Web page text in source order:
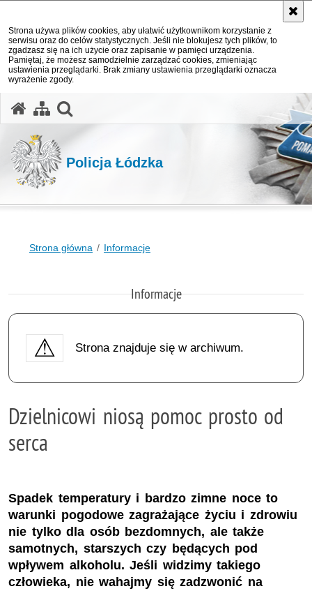
Strona używa plików cookies, aby ułatwić użytkownikom korzystanie z
serwisu oraz do celów statystycznych. Jeśli nie blokujesz tych plików, to
zgadzasz się na ich użycie oraz zapisanie w pamięci urządzenia.
Pamiętaj, że możesz samodzielnie zarządzać cookies, zmieniając
ustawienia przeglądarki. Brak zmiany ustawienia przeglądarki oznacza
wyrażenie zgody.
Policja Łódzka
Strona główna Informacje
Informacje
Strona znajduje się w archiwum.
Dzielnicowi niosą pomoc prosto od
serca
Spadek temperatury i bardzo zimne noce to
warunki pogodowe zagrażające życiu i zdrowiu
nie tylko dla osób bezdomnych, ale także
samotnych, starszych czy będących pod
wpływem alkoholu. Jeśli widzimy takiego
człowieka, nie wahajmy się zadzwonić na